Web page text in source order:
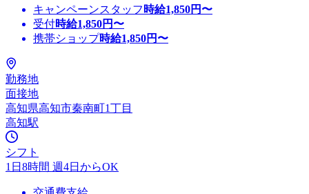
キャンペーンスタッフ 時給1,850円〜
受付時給1,850円〜
携帯ショップ時給1,850円〜
勤務地
面接地
高知県高知市秦南町1丁目
高知駅
シフト
1日8時間 週4日からOK